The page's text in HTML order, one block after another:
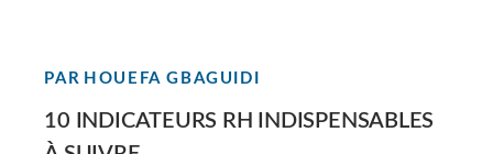
PAR HOUEFA GBAGUIDI
10 INDICATEURS RH INDISPENSABLES